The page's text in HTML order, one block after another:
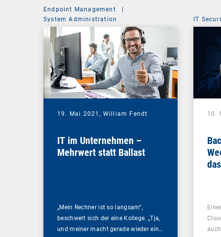
Endpoint Management
System Administration
19. Mai 2021, William Fendt
IT im Unternehmen –
Mehrwert statt Ballast
„Mein Rechner ist so langsam“,
beschwert sich der eine Kollege. „Tja,
und meiner macht gerade wieder ein…
IT
10.